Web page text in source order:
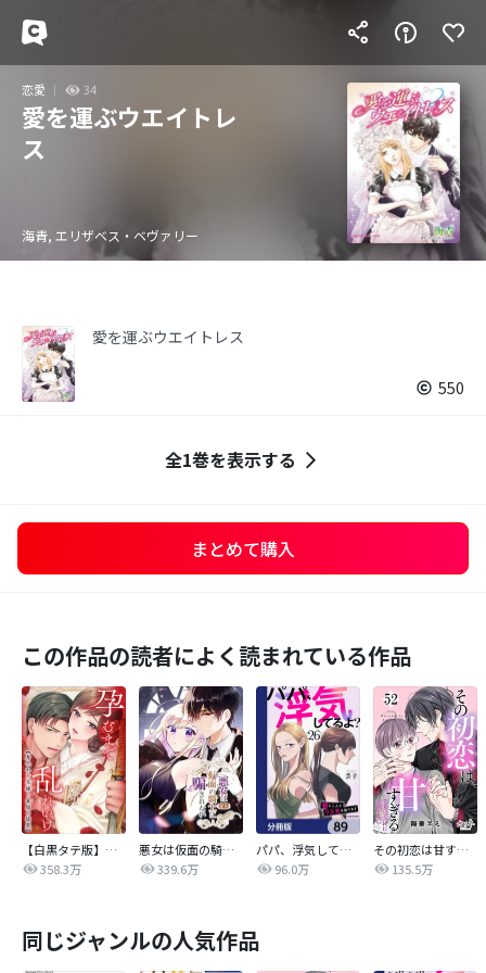
恋愛 34
愛を運ぶウエイトレ
ス
海青, エリザベス・ベヴァリー
愛を運ぶウエイトレス
550
全1巻を表示する
まとめて購入
この作品の読者によく読まれている作品
【白黒タテ版】孕むまで乱れいけ～身代わり花嫁と軍服の猛愛
358.3万
悪女は仮面の騎士に騙されない
339.6万
パパ、浮気してるよ？娘と二人でクズ夫を捨てます【分冊版】
96.0万
その初恋は甘すぎる～恋愛処女には刺激が強い～
135.5万
同じジャンルの人気作品